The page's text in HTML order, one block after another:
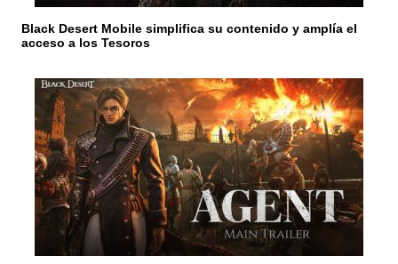
a
d
a
s
Black Desert Mobile simplifica su contenido y amplía el
acceso a los Tesoros